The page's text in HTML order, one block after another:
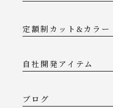
定額制カット&カラー
自社開発アイテム
ブログ